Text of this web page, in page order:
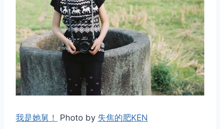
我是她舅！ Photo by 失焦的肥KEN